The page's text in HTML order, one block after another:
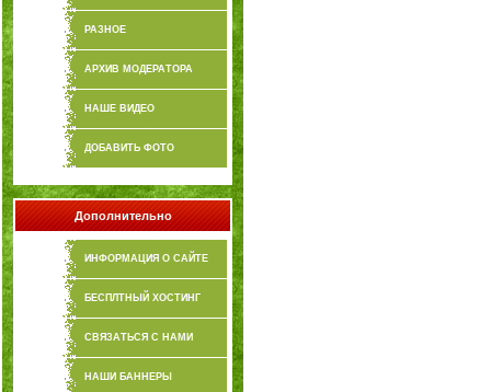
РАЗНОЕ
АРХИВ МОДЕРАТОРА
НАШЕ ВИДЕО
ДОБАВИТЬ ФОТО
Дополнительно
ИНФОРМАЦИЯ О САЙТЕ
БЕСПЛТНЫЙ ХОСТИНГ
СВЯЗАТЬСЯ С НАМИ
НАШИ БАННЕРЫ